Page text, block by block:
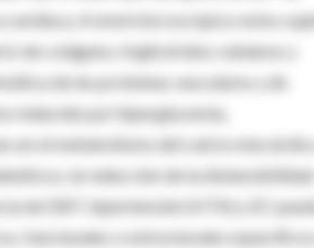
A nivel microscópico estos
de colágeno, triglicéridos celulares y
de las proteínas vasculares y de
inducido por hiperglucemia,
en el metabolismo del calcio
la reducción de la distensibilidad
de DBT, hipertensión (HTA) y EC
funcionales o estructurales